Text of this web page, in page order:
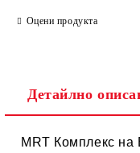
Оцени продукта
Детайлно
MRT Комплекс на